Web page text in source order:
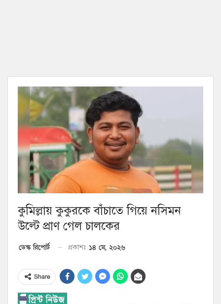
কুমিল্লায় কুকুরকে বাঁচাতে গিয়ে নসিমন
উল্টে প্রাণ গেল চালকের
ডেস্ক রিপোর্ট প্রকাশঃ ১৪ মে, ২০২৬
Share